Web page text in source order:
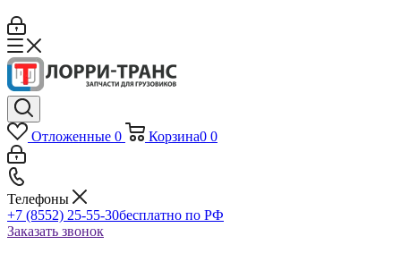
Отложенные 0 Корзина0 0
Телефоны
+7 (8552) 25-55-30бесплатно по РФ
Заказать звонок